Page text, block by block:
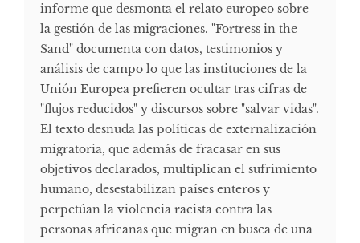
informe que desmonta el relato europeo sobre
la gestión de las migraciones. "Fortress in the
Sand" documenta con datos, testimonios y
análisis de campo lo que las instituciones de la
Unión Europea prefieren ocultar tras cifras de
"flujos reducidos" y discursos sobre "salvar vidas".
El texto desnuda las políticas de externalización
migratoria, que además de fracasar en sus
objetivos declarados, multiplican el sufrimiento
humano, desestabilizan países enteros y
perpetúan la violencia racista contra las
personas africanas que migran en busca de una